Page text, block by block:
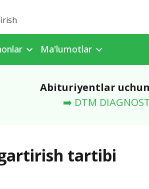
Ma'lumotlar
Abituriyentlar
➡️ DTM
tartibi